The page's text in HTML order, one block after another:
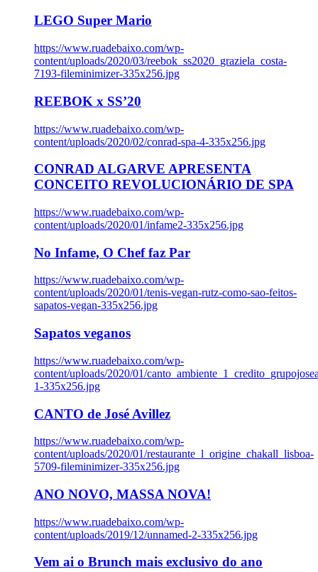
LEGO Super Mario
https://www.ruadebaixo.com/wp-
content/uploads/2020/03/reebok_ss2020_graziela_costa-
7193-fileminimizer-335x256.jpg
REEBOK x SS’20
https://www.ruadebaixo.com/wp-
content/uploads/2020/02/conrad-spa-4-335x256.jpg
CONRAD ALGARVE APRESENTA
CONCEITO REVOLUCIONÁRIO DE SPA
https://www.ruadebaixo.com/wp-
content/uploads/2020/01/infame2-335x256.jpg
No Infame, O Chef faz Par
https://www.ruadebaixo.com/wp-
content/uploads/2020/01/tenis-vegan-rutz-como-sao-feitos-
sapatos-vegan-335x256.jpg
Sapatos veganos
https://www.ruadebaixo.com/wp-
content/uploads/2020/01/
1-335x256.jpg
CANTO de José Avillez
https://www.ruadebaixo.com/wp-
content/uploads/2020/01/restaurante_l_origine_chakall_lisboa-
5709-fileminimizer-335x256.jpg
ANO NOVO, MASSA NOVA!
https://www.ruadebaixo.com/wp-
content/uploads/2019/12/unnamed-2-335x256.jpg
Vem ai o Brunch mais exclusivo do ano